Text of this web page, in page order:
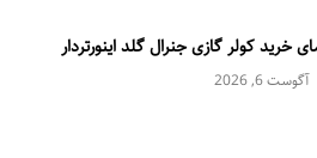
خرید کولر گازی جنرال‌ گلد اینورتر‌دار
آگوست 6, 2026